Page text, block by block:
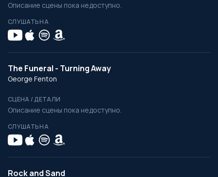
Описание сцены пока недоступно.
СЛУШАТЬ НА
The Funeral - Turning Away
George Fenton
СЦЕНА / ДЕТАЛИ
Описание сцены пока недоступно.
СЛУШАТЬ НА
Rock and Sand